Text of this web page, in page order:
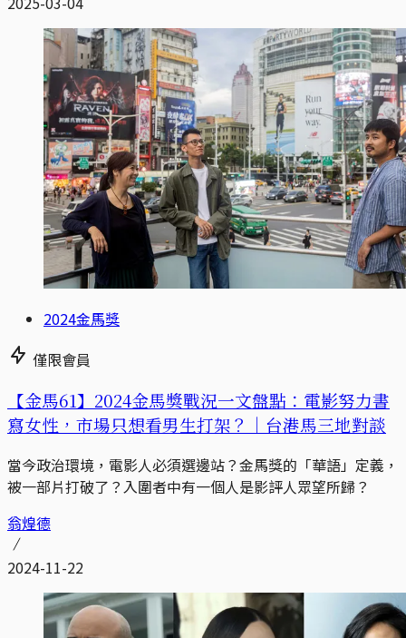
2024金馬獎
僅限會員
【金馬61】2024金馬獎戰況一文盤點：電影努力書
寫女性，市場只想看男生打架？｜台港馬三地對談
當今政治環境，電影人必須選邊站？金馬獎的「華語」定義，
被一部片打破了？入圍者中有一個人是影評人眾望所歸？
翁煌德
2024-11-22